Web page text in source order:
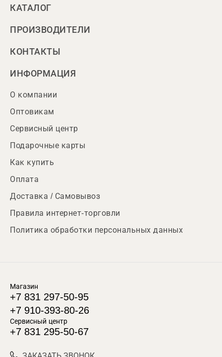
КАТАЛОГ
ПРОИЗВОДИТЕЛИ
КОНТАКТЫ
ИНФОРМАЦИЯ
О компании
Оптовикам
Сервисный центр
Подарочные карты
Как купить
Оплата
Доставка / Самовывоз
Правила интернет-торговли
Политика обработки персональных данных
Магазин
+7 831 297-50-95
+7 910-393-80-26
Сервисный центр
+7 831 295-50-67